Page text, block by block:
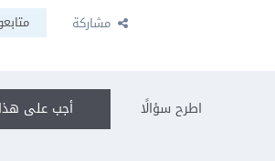
مشاركة
أجب على اطرح سؤالًا